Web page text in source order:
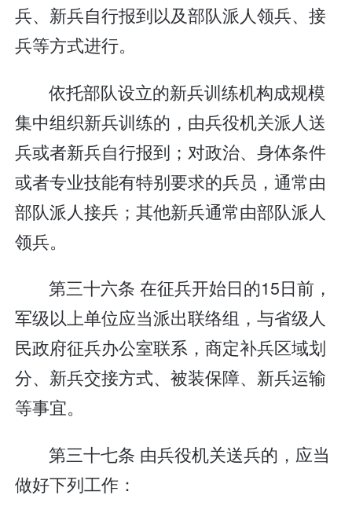
兵、新兵自行报到以及部队派人领兵、接
兵等方式进行。
依托部队设立的新兵训练机构成规模
集中组织新兵训练的，由兵役机关派人送
兵或者新兵自行报到；对政治、身体条件
或者专业技能有特别要求的兵员，通常由
部队派人接兵；其他新兵通常由部队派人
领兵。
第三十六条 在征兵开始日的15日前，
军级以上单位应当派出联络组，与省级人
民政府征兵办公室联系，商定补兵区域划
分、新兵交接方式、被装保障、新兵运输
等事宜。
第三十七条 由兵役机关送兵的，应当
做好下列工作：